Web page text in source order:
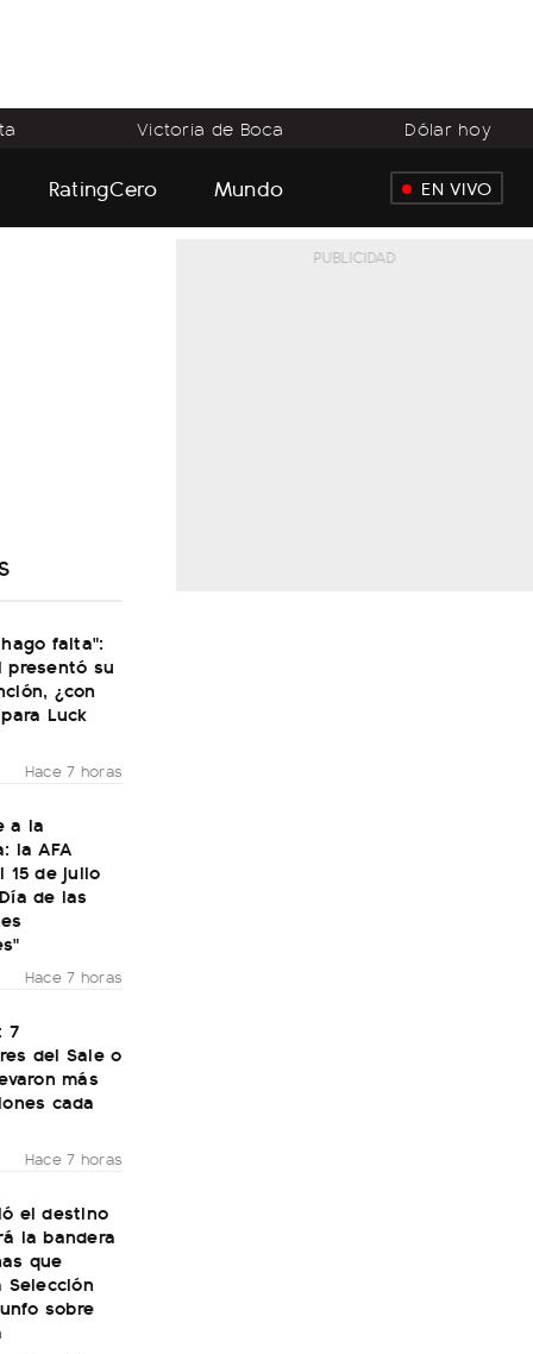
Victoria de Boca Dólar hoy
RatingCero Mundo EN VIVO
falta":
presentó su
¿con
Luck
Hace 7 horas
a la
la AFA
15 de julio
de las
Hace 7 horas
7
del Sale o
más
cada
Hace 7 horas
el destino
la bandera
que
sobre